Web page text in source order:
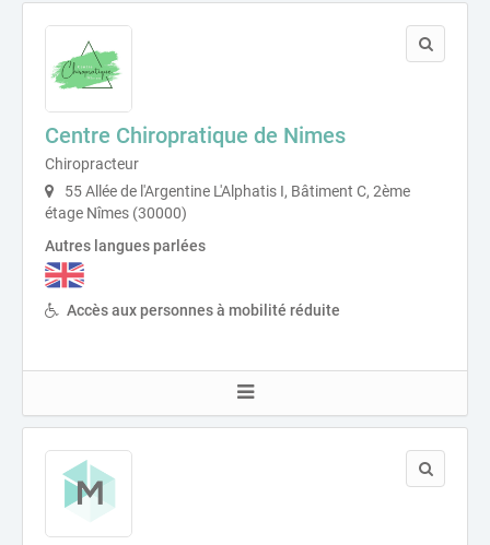
Centre Chiropratique de Nimes
Chiropracteur
55 Allée de l'Argentine L'Alphatis I, Bâtiment C, 2ème
étage Nîmes (30000)
Autres langues parlées
Accès aux personnes à mobilité réduite